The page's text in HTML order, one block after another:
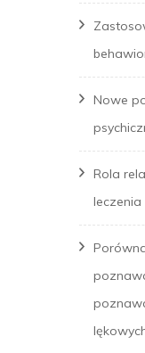
Nowe
Rola
leczenia